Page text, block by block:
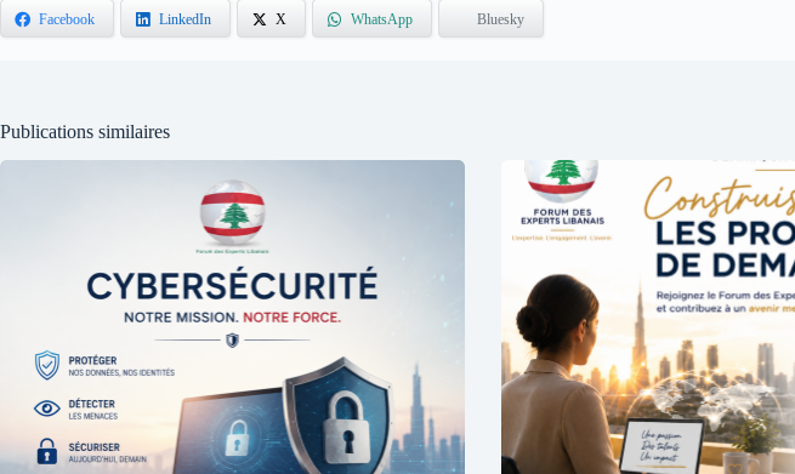
Facebook LinkedIn X WhatsApp Bluesky
Publications similaires